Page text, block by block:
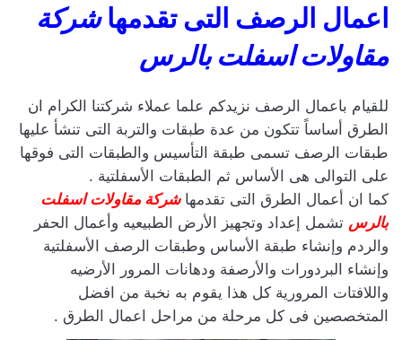
اعمال الرصف التى تقدمهاشركة
مقاولات اسفلت بالرس
للقيام باعمال الرصف نزيدكم علما عملاء شركتنا الكرام ان
الطرق أساساً تتكون من عدة طبقات والتربة التى تنشأ عليها
طبقات الرصف تسمى طبقة التأسيس والطبقات التى فوقها
على التوالى هى الأساس ثم الطبقات الأسفلتية .
كما ان أعمال الطرق التى تقدمهاشركة مقاولات اسفلت
بالرس تشمل إعداد وتجهيز الأرض الطبيعيه وأعمال الحفر
والردم وإنشاء طبقة الأساس وطبقات الرصف الأسفلتية
وإنشاء البردورات والأرصفة ودهانات المرور الأرضيه
واللافتات المرورية كل هذا يقوم به نخبة من افضل
المتخصصين فى كل مرحلة من مراحل اعمال الطرق .